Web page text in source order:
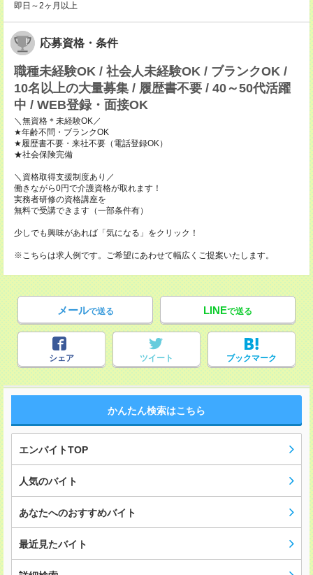
即日～2ヶ月以上
応募資格・条件
職種未経験OK / 社会人未経験OK / ブランクOK /
10名以上の大量募集 / 履歴書不要 / 40～50代活躍
中 / WEB登録・面接OK
＼無資格＊未経験OK／
★年齢不問・ブランクOK
★履歴書不要・来社不要（電話登録OK）
★社会保険完備
＼資格取得支援制度あり／
働きながら0円で介護資格が取れます！
実務者研修の資格講座を
無料で受講できます（一部条件有）
少しでも興味があれば「気になる」をクリック！
※こちらは求人例です。ご希望にあわせて幅広くご提案いたします。
メールで送る LINEで送る
シェア ツイート ブックマーク
かんたん検索はこちら
エンバイトTOP
人気のバイト
あなたへのおすすめバイト
最近見たバイト